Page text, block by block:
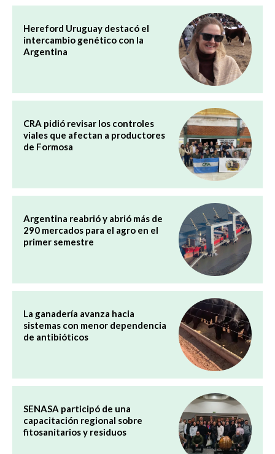
Hereford Uruguay destacó el
intercambio genético con la
Argentina
CRA pidió revisar los controles
viales que afectan a productores
de Formosa
Argentina reabrió y abrió más de
290 mercados para el agro en el
primer semestre
La ganadería avanza hacia
sistemas con menor dependencia
de antibióticos
SENASA participó de una
capacitación regional sobre
fitosanitarios y residuos